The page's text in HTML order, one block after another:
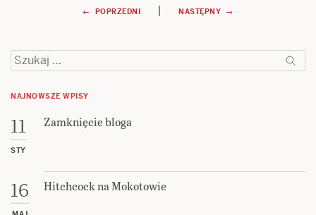
Nawigacja
wpisu
← POPRZEDNI | NASTĘPNY →
Szukaj:
NAJNOWSZE WPISY
11
STY
Zamknięcie bloga
16 Hitchcock na Mokotowie